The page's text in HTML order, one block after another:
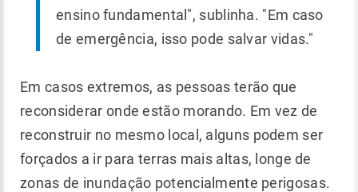
ensino fundamental", sublinha. "Em caso
de emergência, isso pode salvar vidas."
Em casos extremos, as pessoas terão que
reconsiderar onde estão morando. Em vez de
reconstruir no mesmo local, alguns podem ser
forçados a ir para terras mais altas, longe de
zonas de inundação potencialmente perigosas.